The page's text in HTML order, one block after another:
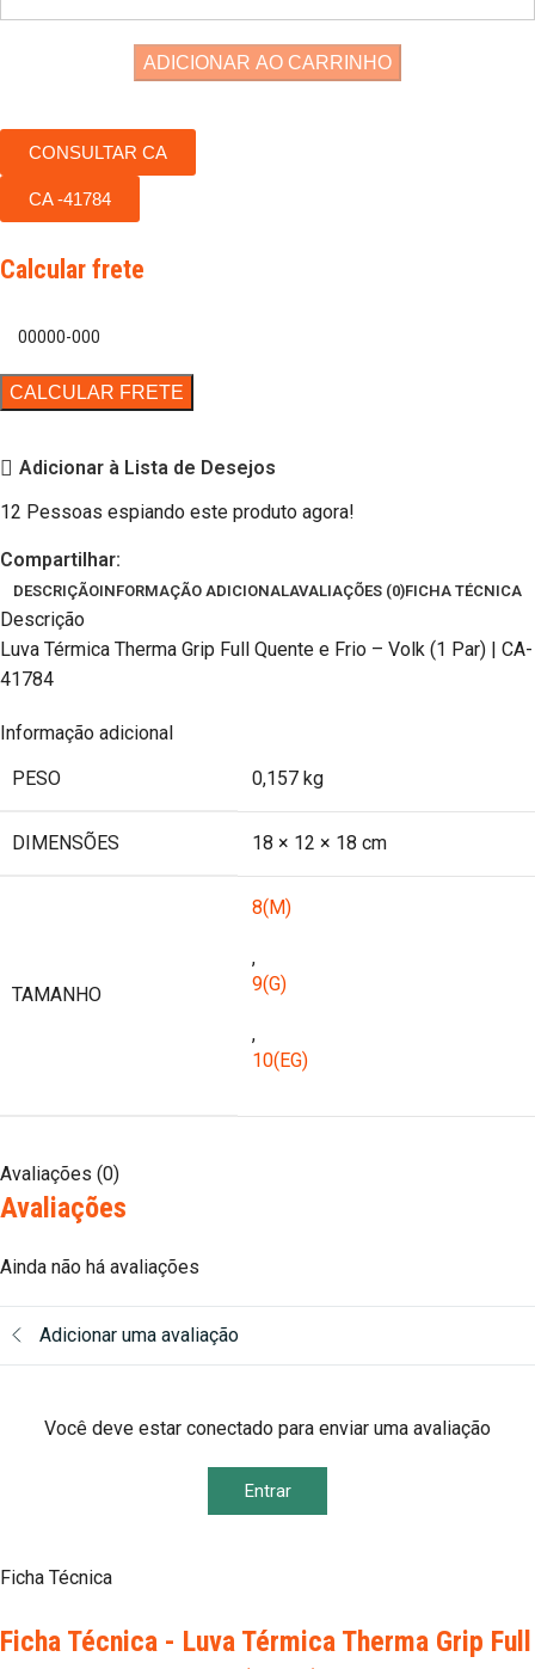
ADICIONAR AO CARRINHO
CONSULTAR CA
CA -41784
Calcular frete
Adicionar à Lista de Desejos
12 Pessoas espiando este produto agora!
Compartilhar:
DESCRIÇÃOINFORMAÇÃO ADICIONALAVALIAÇÕES (0)FICHA TÉCNICA
Descrição
Luva Térmica Therma Grip Full Quente e Frio – Volk (1 Par) | CA-
41784
Informação adicional
PESO
0,157 kg
DIMENSÕES 18 × 12 × 18 cm
TAMANHO
8(M)
,
9(G)
,
10(EG)
Avaliações (0)
Avaliações
Ainda não há avaliações
Adicionar uma avaliação
Você deve estar conectado para enviar uma avaliação
Entrar
Ficha Técnica
Ficha Técnica - Luva Térmica Therma Grip Full